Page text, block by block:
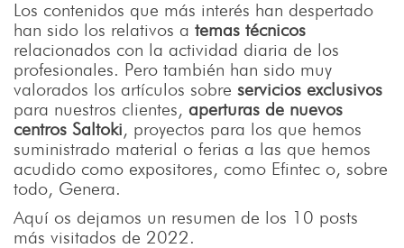
Los contenidos que más interés han despertado
han sido los relativos a temas técnicos
relacionados con la actividad diaria de los
profesionales. Pero también han sido muy
valorados los artículos sobre servicios exclusivos
para nuestros clientes, aperturas de nuevos
centros Saltoki , proyectos para los que hemos
suministrado material o ferias a las que hemos
acudido como expositores, como Efintec o, sobre
todo, Genera.
Aquí os dejamos un resumen de los 10 posts
más visitados de 2022.